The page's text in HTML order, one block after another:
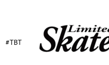
#TBT